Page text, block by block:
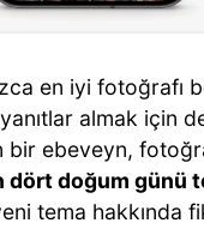
en iyi fotoğrafı
yanıtlar almak için
bir ebeveyn,
dört doğum günü
tema hakkında